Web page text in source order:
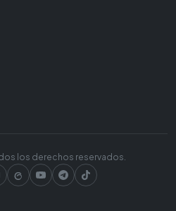
los derechos reservados.